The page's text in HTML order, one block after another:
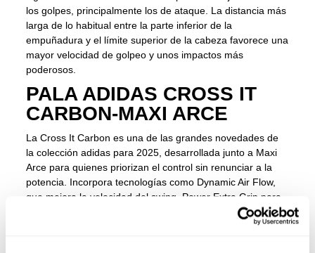
los golpes, principalmente los de ataque. La distancia más
larga de lo habitual entre la parte inferior de la
empuñadura y el límite superior de la cabeza favorece una
mayor velocidad de golpeo y unos impactos más
poderosos.
PALA ADIDAS CROSS IT
CARBON-MAXI ARCE
La Cross It Carbon es una de las grandes novedades de
la colección adidas para 2025, desarrollada junto a Maxi
Arce para quienes priorizan el control sin renunciar a la
potencia. Incorpora tecnologías como Dynamic Air Flow,
que mejora la velocidad del swing, Power Extra Grip para
un golpeo más potente, y 11 Thirteen para mayor rigidez y
durabilidad. La textura Spin Blade Molde optimiza los